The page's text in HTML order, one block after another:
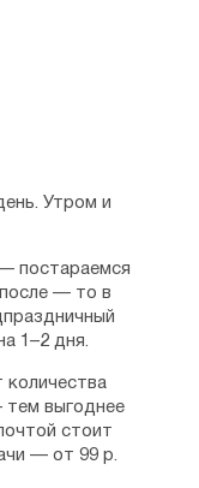
Утром и
постараемся
— то в
1–2 дня.
тем выгоднее
стоит
— от 99 р.